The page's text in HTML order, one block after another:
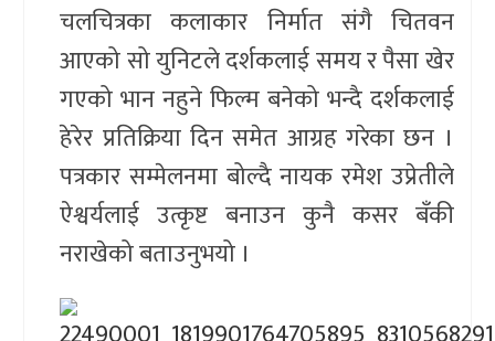
चलचित्रका कलाकार निर्मात संगै चितवन
आएको सो युनिटले दर्शकलाई समय र पैसा खेर
गएको भान नहुने फिल्म बनेको भन्दै दर्शकलाई
हेरेर प्रतिक्रिया दिन समेत आग्रह गरेका छन ।
पत्रकार सम्मेलनमा बोल्दै नायक रमेश उप्रेतीले
ऐश्वर्यलाई उत्कृष्ट बनाउन कुनै कसर बँकी
नराखेको बताउनुभयो ।